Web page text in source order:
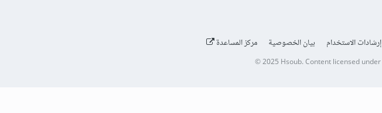
إرشادات الاستخدام بيان الخصوصية مركز المساعدة
© 2025 Hsoub.Content licensed under